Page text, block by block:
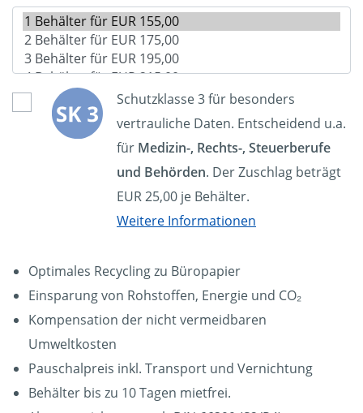
Schutzklasse 3 für besonders
vertrauliche Daten. Entscheidend u.a.
für Medizin-, Rechts-, Steuerberufe
und Behörden. Der Zuschlag beträgt
EUR 25,00 je Behälter.
Weitere Informationen
Optimales Recycling zu Büropapier
Einsparung von Rohstoffen, Energie und CO₂
Kompensation der nicht vermeidbaren
Umweltkosten
Pauschalpreis inkl. Transport und Vernichtung
Behälter bis zu 10 Tagen mietfrei.